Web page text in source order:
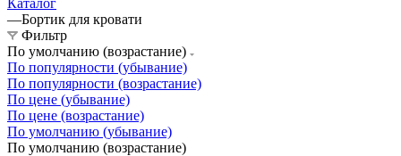
—Бортик для кровати
Фильтр
По умолчанию (возрастание)
По популярности (убывание)
По популярности (возрастание)
По цене (убывание)
По цене (возрастание)
По умолчанию (убывание)
По умолчанию (возрастание)